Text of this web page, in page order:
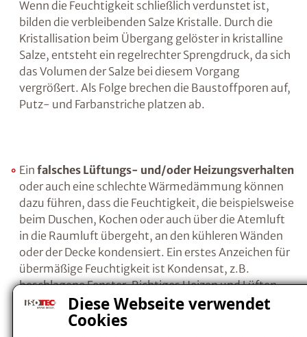
Diese Webseite verwendet
Cookies
Durch hygroskopische Feuchte entsteht eine Sprengwirkung
der Salze
Dünger in das Grundwasser gelangen,
zusammen mit den natürlich vorkommenden
Salzen, in die Wand eindringen. Wenn die
Feuchtigkeit schließlich verdunstet ist, bilden
die verbleibenden Salze Kristalle. Durch die
Kristallisation beim Übergang gelöster in
kristalline Salze, entsteht ein regelrechter
Sprengdruck, da sich das Volumen der Salze
bei diesem Vorgang vergrößert. Als Folge
brechen die Baustoffporen auf, Putz- und
Ratgeber „Sofort-Tipps gegen
Feuchtigkeit“
– jetzt kostenlos
herunterladen!
Kostenlosen Ratgeber anfordern
Voraussetzung für den Erhalt des kostenfreien
Ratgebers ist die Anmeldung zu unserem Newsletter.